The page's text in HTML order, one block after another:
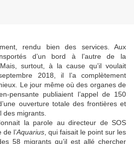
rendu bien des services. Aux
d’un bord à l’autre de la
surtout, à la cause qu’il voulait
2018, il l’a complètement
Le jour même où des organes de
pensante publiaient l’appel de 150
ouverture totale des frontières et
des migrants.
la parole au directeur de SOS
l’Aquarius , qui faisait le point sur les
58 migrants qu’il est allé chercher